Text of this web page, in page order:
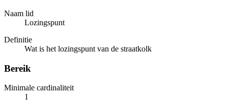
Naam lid
Lozingspunt
Definitie
Wat is het lozingspunt van de straatkolk
Bereik
Minimale cardinaliteit
1